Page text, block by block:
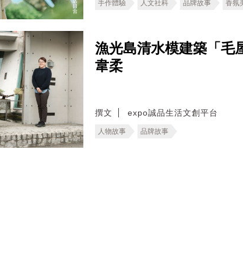
手作體驗 人文社科 品牌故事 香氛
漁光島清水模建築「
韋柔
撰文 expo誠品生活文創平台
人物故事 品牌故事